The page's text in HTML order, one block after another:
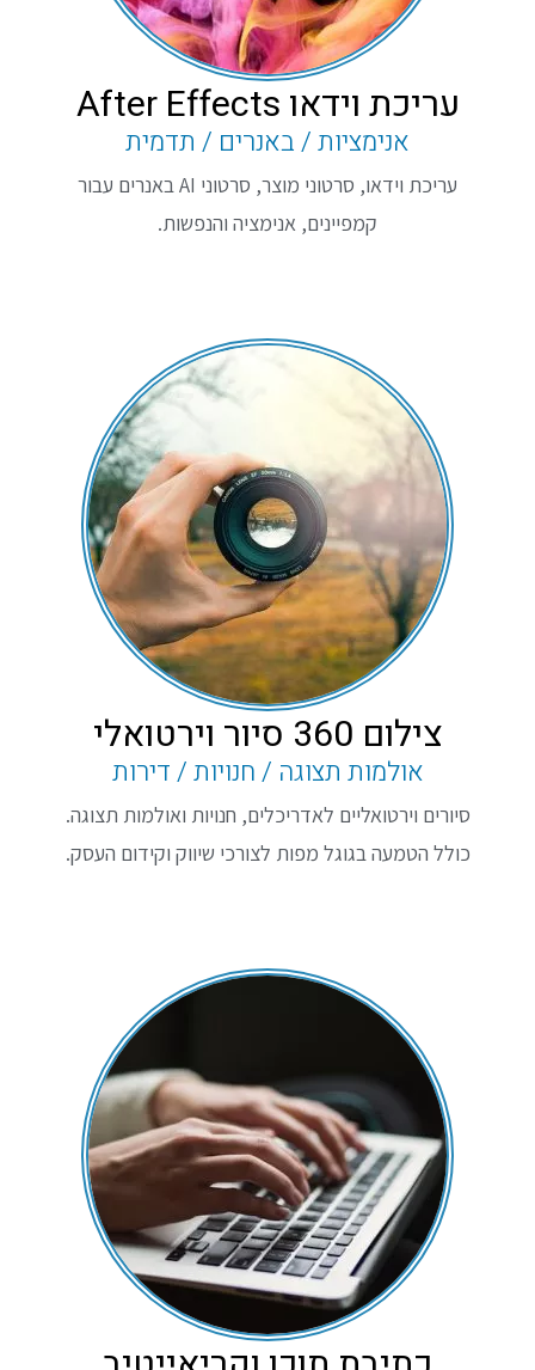
עריכת וידאו After Effects
אנימציות / באנרים / תדמית
עריכת וידאו, סרטוני מוצר, סרטוני AI באנרים עבור
קמפיינים, אנימציה והנפשות.
צילום 360 סיור וירטואלי
אולמות תצוגה / חנויות / דירות
סיורים וירטואליים לאדריכלים, חנויות ואולמות תצוגה.
כולל הטמעה בגוגל מפות לצורכי שיווק וקידום העסק.